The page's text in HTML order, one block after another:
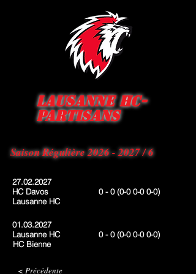
Lausanne HC-
Partisans
Saison Régulière2026 - 2027/ 6
27.02.2027
HC Davos
0 - 0(0-00-0 0-0)
Lausanne HC
01.03.2027
Lausanne HC
0 - 0(0-00-0 0-0)
HC Bienne
< Précédente